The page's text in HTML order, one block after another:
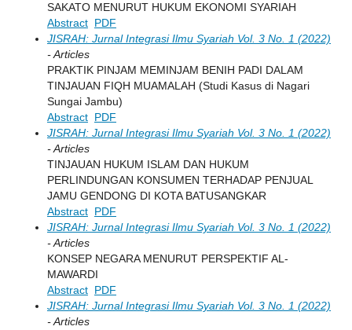
SAKATO MENURUT HUKUM EKONOMI SYARIAH
Abstract PDF
JISRAH: Jurnal Integrasi Ilmu Syariah Vol. 3 No. 1 (2022)
- Articles
PRAKTIK PINJAM MEMINJAM BENIH PADI DALAM
TINJAUAN FIQH MUAMALAH (Studi Kasus di Nagari
Sungai Jambu)
Abstract PDF
JISRAH: Jurnal Integrasi Ilmu Syariah Vol. 3 No. 1 (2022)
- Articles
TINJAUAN HUKUM ISLAM DAN HUKUM
PERLINDUNGAN KONSUMEN TERHADAP PENJUAL
JAMU GENDONG DI KOTA BATUSANGKAR
Abstract PDF
JISRAH: Jurnal Integrasi Ilmu Syariah Vol. 3 No. 1 (2022)
- Articles
KONSEP NEGARA MENURUT PERSPEKTIF AL-
MAWARDI
Abstract PDF
JISRAH: Jurnal Integrasi Ilmu Syariah Vol. 3 No. 1 (2022)
- Articles